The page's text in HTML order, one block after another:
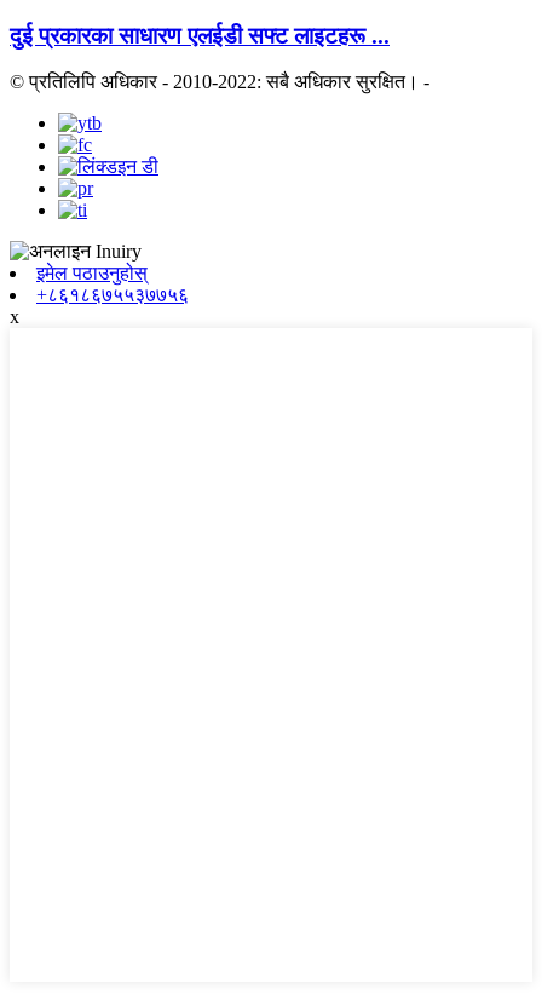
दुई प्रकारका साधारण एलईडी सफ्ट लाइटहरू ...
© प्रतिलिपि अधिकार - 2010-2022: सबै अधिकार सुरक्षित। -
इमेल पठाउनुहोस्
+८६१८६७५५३७७५६
x